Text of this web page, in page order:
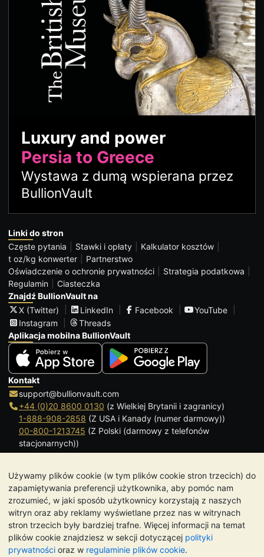
Używamy plików cookie (w tym plików cookie stron trzecich) do
zapamiętywania preferencji użytkownika, aby pomóc nam
zrozumieć, w jaki sposób użytkownicy korzystają z naszych
witryn oraz aby reklamy wyświetlane przez nas w witrynach
stron trzecich były bardziej trafne. Więcej informacji na temat
plików cookie znajdziesz w sekcji dotyczącej polityki
prywatności oraz w regulaminie plików cookie.
Luxury and power
Persia to Greece
Wystawa z dumą wspierana przez
BullionVault
Linki do stron
Częste pytania
Stawki i opłaty
Kalkulator kosztów
t oz/kg konwerter
Partnerstwo
Oświadczenie o ochronie prywatności
Strategia podatkowa
Regulamin
Ciasteczka
Znajdź BullionVault na
X (Twitter)
LinkedIn Facebook
YouTube
Instagram
Threads
Aplikacja mobilna BullionVault
Kontakt
support@bullionvault.com
+44 (0)20 8600 0130 (z Wielkiej Brytanii i zagranicy)
1-888-908-2858 (Z USA i Kanady (numer darmowy))
00-800-1213745 (Z Polski (darmowy z telefonów
stacjonarnych))
Godziny otwarcia:
9.00-20.30 (czasu lokalnego), od Poniedziałku do Piątku
Galmarley Ltd T/A BullionVault
3 Shortlands (7 piętro)
Hammersmith
Londyn